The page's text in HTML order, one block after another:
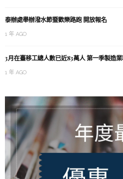
泰辦處舉辦潑水節暨歡樂路跑 開放報名
1 年 AGO
3月在臺移工總人數已近83萬人 第一季製造
1 年 AGO